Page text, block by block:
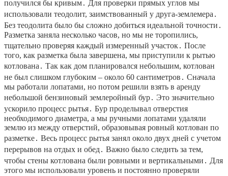
получился бы кривым․ Для проверки прямых углов мы
использовали теодолит, заимствованный у друга-землемера․
Без теодолита было бы сложно добиться идеальной точности․
Разметка заняла несколько часов, но мы не торопились,
тщательно проверяя каждый измеренный участок․ После
того, как разметка была завершена, мы приступили к рытью
котлована․ Так как дом планировался небольшим, котлован
не был слишком глубоким – около 60 сантиметров․ Сначала
мы работали лопатами, но потом решили взять в аренду
небольшой бензиновый землеройный бур․ Это значительно
ускорило процесс рытья․ Бур проделывал отверстия
необходимого диаметра, а мы ручными лопатами удаляли
землю из между отверстий, образовывая ровный котлован по
разметке․ Весь процесс рытья занял около двух дней с учетом
перерывов на отдых и обед․ Важно было следить за тем,
чтобы стены котлована были ровными и вертикальными․ Для
этого мы использовали уровень и постоянно проверяли